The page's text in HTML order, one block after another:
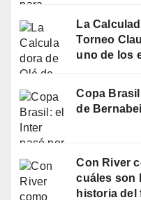
La
Torneo
uno de los
Copa
de Bernabei
Con River
cuáles son
historia del